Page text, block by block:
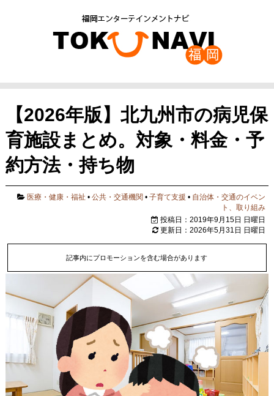
【2026年版】北九州市の病児保
育施設まとめ。対象・料金・予
約方法・持ち物
医療・健康・福祉 •公共・交通機関 •子育て支援 • 自治体・交通のイベン
ト、取り組み
投稿日：2019年9月15日 日曜日
更新日：2026年5月31日 日曜日
記事内にプロモーションを含む場合があります